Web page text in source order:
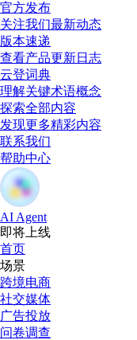
官方发布
关注我们最新动态
版本速递
查看产品更新日志
云登词典
理解关键术语概念
探索全部内容
发现更多精彩内容
联系我们
帮助中心
AI Agent
即将上线
首页
场景
跨境电商
社交媒体
广告投放
问卷调查